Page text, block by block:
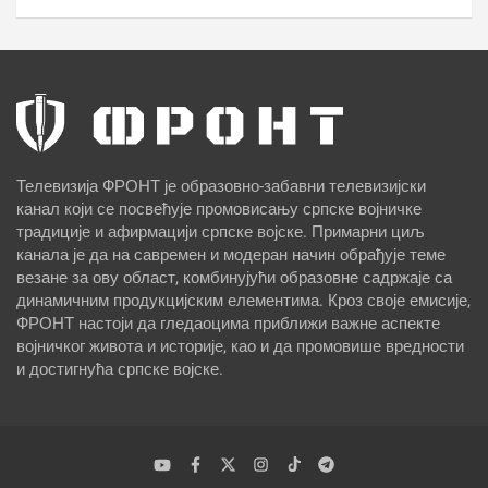
Телевизија ФРОНТ је образовно-забавни телевизијски
канал који се посвећује промовисању српске војничке
традиције и афирмацији српске војске. Примарни циљ
канала је да на савремен и модеран начин обрађује теме
везане за ову област, комбинујући образовне садржаје са
динамичним продукцијским елементима. Кроз своје емисије,
ФРОНТ настоји да гледаоцима приближи важне аспекте
војничког живота и историје, као и да промовише вредности
и достигнућа српске војске.